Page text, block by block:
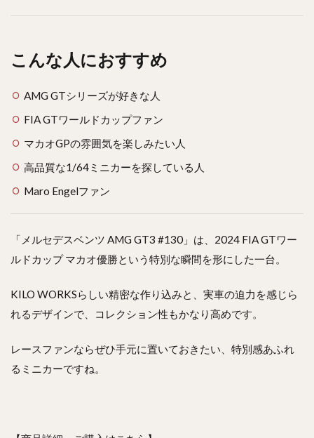
こんな人におすすめ
AMG GTシリーズが好きな人
FIA GTワールドカップファン
マカオGPの雰囲気を楽しみたい人
高品質な1/64ミニカーを探している人
Maro Engelファン
「メルセデスベンツ AMG GT3 #130」は、2024 FIA GTワー
ルドカップ マカオ優勝という特別な瞬間を形にした一台。
KILO WORKSらしい精密な作り込みと、実車の迫力を感じら
れるデザインで、コレクション性もかなり高めです。
レースファンならぜひ手元に置いておきたい、特別感あふれ
るミニカーですね。